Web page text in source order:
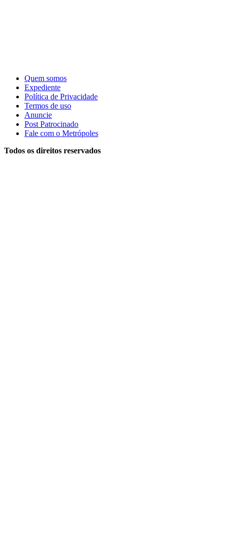
Quem somos
Expediente
Política de Privacidade
Termos de uso
Anuncie
Post Patrocinado
Fale com o Metrópoles
Todos os direitos reservados